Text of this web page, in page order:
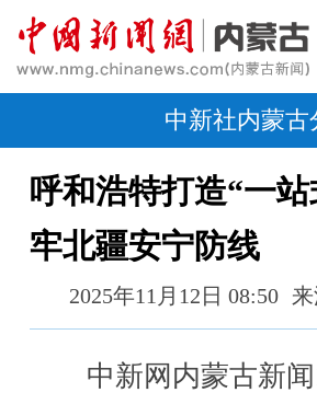
中新社内蒙古
呼和浩特打造“一
牢北疆安宁防线
2025年11月12日 08:50
中新网内蒙古新闻